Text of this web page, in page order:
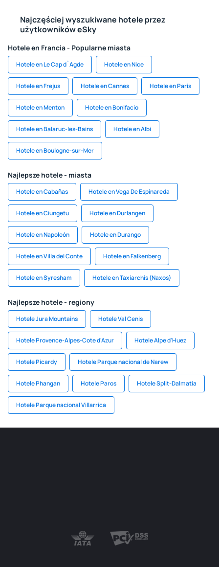
Najczęściej wyszukiwane hotele przez
użytkowników eSky
Hotele en Francia - Popularne miasta
Hotele en Le Cap d`Agde Hotele en Nice
Hotele en Frejus Hotele en Cannes Hotele en París
Hotele en Menton Hotele en Bonifacio
Hotele en Balaruc-les-Bains Hotele en Albi
Hotele en Boulogne-sur-Mer
Najlepsze hotele - miasta
Hotele en Cabañas Hotele en Vega De Espinareda
Hotele en Ciungetu Hotele en Durlangen
Hotele en Napoleón Hotele en Durango
Hotele en Villa del Conte Hotele en Falkenberg
Hotele en Syresham Hotele en Taxiarchis (Naxos)
Najlepsze hotele - regiony
Hotele Jura Mountains Hotele Val Cenis
Hotele Provence-Alpes-Cote d'Azur Hotele Alpe d'Huez
Hotele Picardy Hotele Parque nacional de Narew
Hotele Phangan Hotele Paros Hotele Split-Dalmatia
Hotele Parque nacional Villarrica